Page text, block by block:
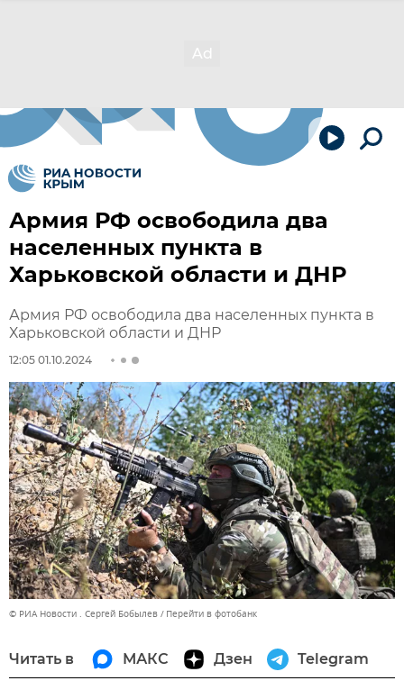
Армия РФ освободила два
населенных пункта в
Харьковской области и ДНР
Армия РФ освободила два населенных пункта в
Харьковской области и ДНР
12:05 01.10.2024
© РИА Новости . Сергей Бобылев Перейти в фотобанк
Читать в МАКС Дзен Telegram